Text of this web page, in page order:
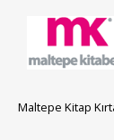
Maltepe Kitap